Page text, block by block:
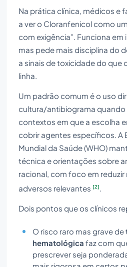
Na prática clínica, médicos e
a ver o Cloranfenicol como
com exigência”. Funciona em
mas pede mais disciplina do
a sinais de toxicidade do que
linha.
Um padrão comum é o uso
cultura/antibiograma quando
contextos em que a escolha
cobrir agentes específicos. A
Mundial da Saúde (WHO)
técnica e orientações sobre
racional, com foco em
adversos relevantes [2]
Dois pontos que os clínicos
O risco raro mas grave de
hematológica faz com
prescrever seja